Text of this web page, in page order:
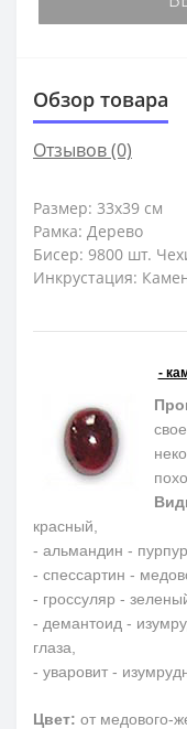
Обзор товара
Отзывов (0)
Размер: 33х39 см
Рамка: Дерево
Бисер: 9800 шт.
Инкрустация:
-
красный,
- альмандин -
- спессартин -
- гроссуляр -
- демантоид -
глаза,
- уваровит -
Цвет: от медового-